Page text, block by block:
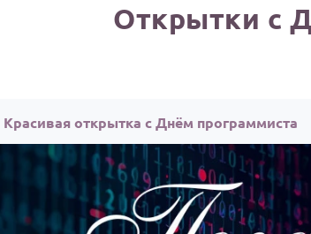
Открытки с
Красивая открытка с Днём программиста